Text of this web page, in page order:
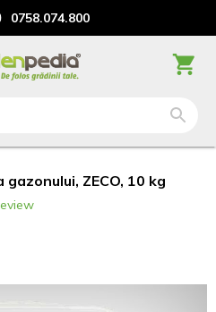
0758.074.800
ZECO, 10 kg